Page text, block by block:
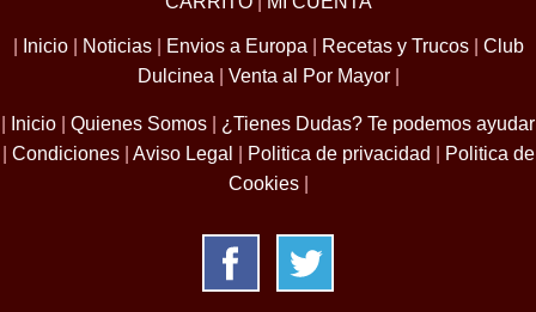
Inicio Noticias Envios a Europa Recetas y Trucos
Club
Dulcinea
Venta al Por Mayor
Inicio Quienes Somos
¿Tienes Dudas? Te podemos ayudar
Condiciones Aviso Legal Politica de privacidad
Politica de
Cookies